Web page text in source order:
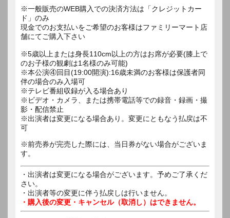
※一般販売のWEB購入での決済方法は「クレジットカー
ド」のみ
現金でのお支払いをご希望のお客様はファミリーマート店
舗にてご購入下さい
※5歳以上または身長110cm以上の方はお席が必要(膝上で
のお子様の観劇は1名様のみ可能)
※本公演④回目(19:00開演):16歳未満のお客様は保護者同
伴の場合のみ入場可
※テレビ番組収録が入る場合あり
※ビデオ・カメラ、または携帯電話等での録音・録画・撮
影・配信禁止
※出演者は変更になる場合あり。変更にともなう払戻は不
可
※前売券が完売した際には、当日券がない場合がございま
す。
・出演者は変更になる場合がございます。予めご了承くだ
さい。
・出演者等の変更に伴う払戻しは行いません。
・購入後の変更・キャンセル（取消し）はできません。